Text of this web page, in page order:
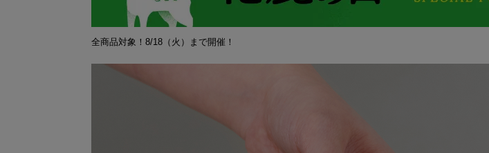
全商品対象！8/18（火）まで開催！